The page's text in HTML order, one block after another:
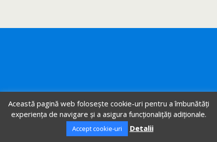
Această pagină web folosește cookie-uri pentru a îmbunătăți
experiența de navigare și a asigura funcționalițăți adiționale.
Accept cookie-uri Detalii